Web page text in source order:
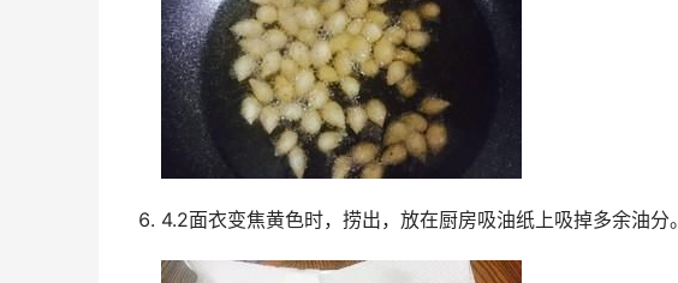
4.2面衣变焦黄色时，捞出，放在厨房吸油纸上吸掉多余油分。